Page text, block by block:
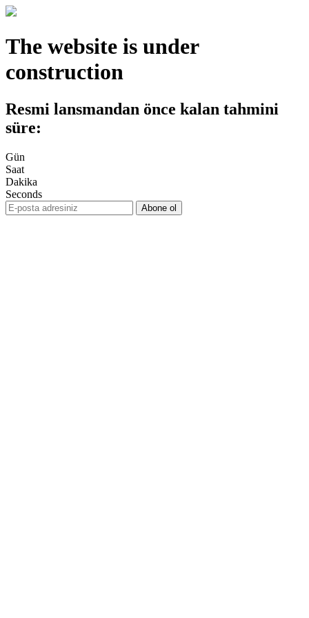
The website is under
construction
Resmi lansmandan önce kalan tahmini
süre:
Gün
Saat
Dakika
Seconds